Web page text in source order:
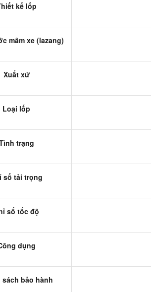
kế lốp
mâm xe (lazang)
Xuất xứ
Loại lốp
trạng
số tải trọng
số tốc độ
dụng
sách bảo hành